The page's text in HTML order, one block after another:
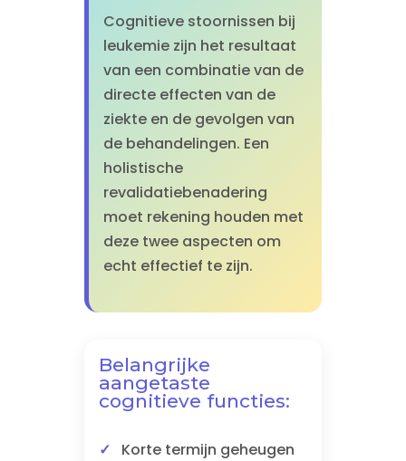
Cognitieve stoornissen bij
leukemie zijn het resultaat
van een combinatie van de
directe effecten van de
ziekte en de gevolgen van
de behandelingen. Een
holistische
revalidatiebenadering
moet rekening houden met
deze twee aspecten om
echt effectief te zijn.
Belangrijke
aangetaste
cognitieve functies:
Korte termijn geheugen